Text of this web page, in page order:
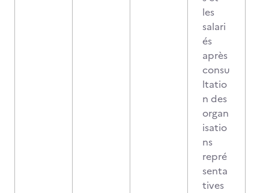
les
salari
és
après
consu
ltatio
n des
organ
isatio
ns
repré
senta
tives